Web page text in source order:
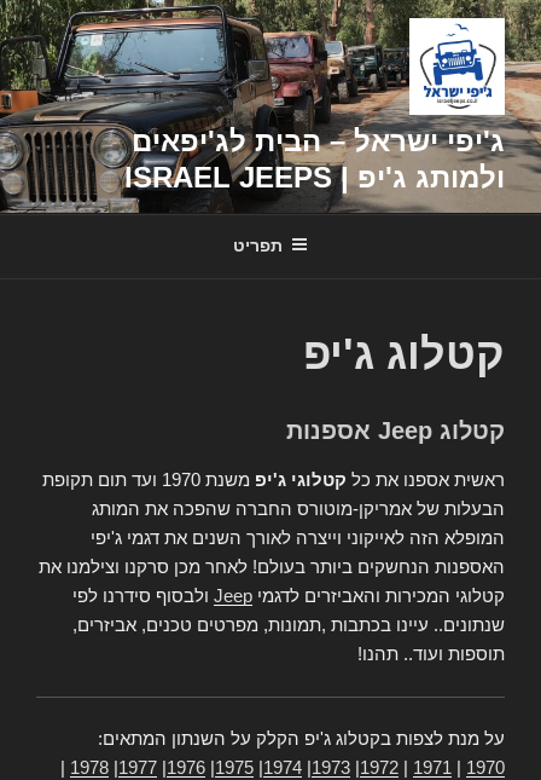
דילוג
לתוכן
ג'יפי ישראל – הבית לג'יפאים
ולמותג ג'יפ | ISRAEL JEEPS
תפריט
קטלוג ג'יפ
קטלוג Jeep אספנות
ראשית אספנו את כל קטלוגי ג'יפ
משנת 1970 ועד תום תקופת
הבעלות של אמריקן-מוטורס החברה שהפכה את המותג
המופלא הזה לאייקוני וייצרה לאורך השנים את דגמי ג'יפי
האספנות הנחשקים ביותר בעולם! לאחר מכן סרקנו וצילמנו את
קטלוגי המכירות והאביזרים לדגמי Jeep ולבסוף סידרנו לפי
שנתונים.. עיינו בכתבות ,תמונות, מפרטים טכנים, אביזרים,
תוספות ועוד.. תהנו!
על מנת לצפות בקטלוג ג'יפ הקלק על השנתון המתאים:
1970
1971
1972
1973
1974
1975
1976
1977
1978